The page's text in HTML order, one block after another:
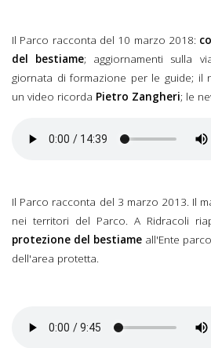
Il Parco racconta del 10 marzo 2018:
del bestiame; aggiornamenti sulla
giornata di formazione per le guide; il
un video ricorda Pietro Zangheri; le
Il Parco
Il Parco racconta del 3 marzo 2013. Il
nei territori del Parco. A Ridracoli
protezione del bestiame all'Ente
dell'area protetta.
Il Parco